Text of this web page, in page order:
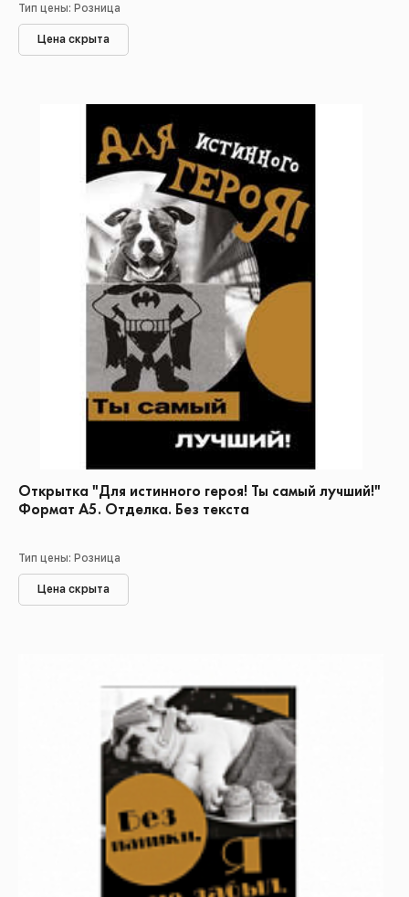
Тип цены: Розница
Цена скрыта
Открытка "Для истинного героя! Ты самый лучший!"
Формат А5. Отделка. Без текста
Тип цены: Розница
Цена скрыта